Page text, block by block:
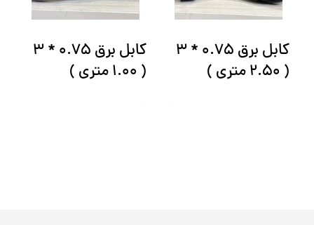
کابل برق 0.75 * 3
( 2.50 متری )
کابل برق 0.75 * 3
( 1.00 متری )